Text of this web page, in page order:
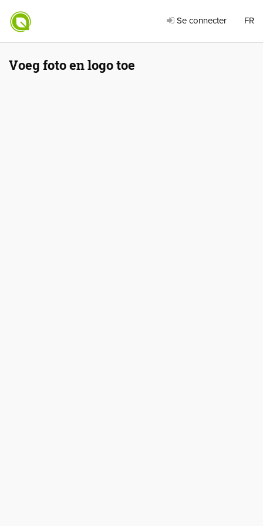
Se connecter FR
Voeg foto en logo toe